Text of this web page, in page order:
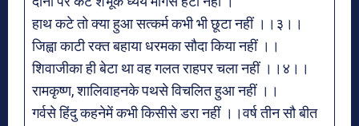
हाथ कटे तो क्या हुआ सत्कर्म कभी भी छूटा नहीं ।।३।।
जिह्वा काटी रक्त बहाया धरमका सौदा किया नहीं ।।
शिवाजीका ही बेटा था वह गलत राहपर चला नहीं ।।४।।
रामकृष्ण, शालिवाहनके पथसे विचलित हुआ नहीं ।।
गर्वसे हिंदु कहनेमें कभी किसीसे डरा नहीं ।।वर्ष तीन सौ बीत